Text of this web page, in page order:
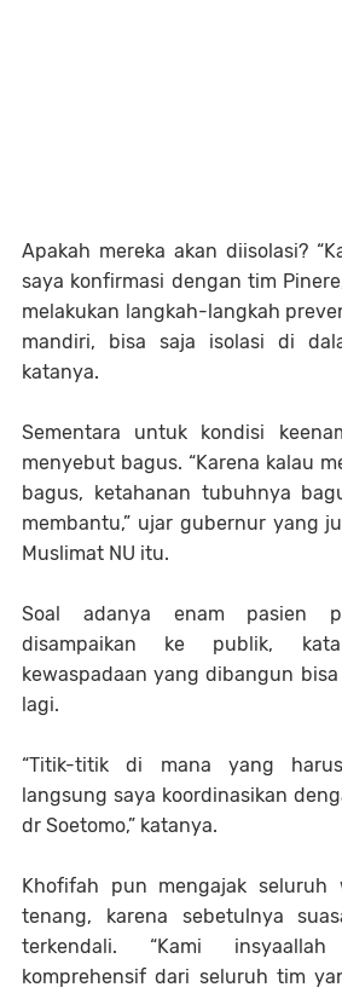
Apakah mereka akan diisolasi?
saya konfirmasi dengan tim
melakukan langkah-langkah
mandiri, bisa saja isolasi di
katanya.
Sementara untuk kondisi
menyebut bagus. “Karena kalau
bagus, ketahanan tubuhnya
membantu,” ujar gubernur yang
Muslimat NU itu.
Soal adanya enam pasien
disampaikan ke publik,
kewaspadaan yang dibangun
lagi.
“Titik-titik di mana yang
langsung saya koordinasikan
dr Soetomo,” katanya.
Khofifah pun mengajak
tenang, karena sebetulnya
terkendali. “Kami
komprehensif dari seluruh tim